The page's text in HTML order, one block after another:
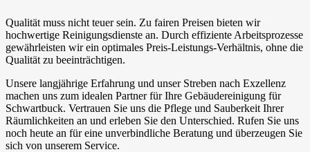
Qualität muss nicht teuer sein. Zu fairen Preisen bieten wir
hochwertige Reinigungsdienste an. Durch effiziente Arbeitsprozesse
gewährleisten wir ein optimales Preis-Leistungs-Verhältnis, ohne die
Qualität zu beeinträchtigen.
Unsere langjährige Erfahrung und unser Streben nach Exzellenz
machen uns zum idealen Partner für Ihre Gebäudereinigung für
Schwartbuck. Vertrauen Sie uns die Pflege und Sauberkeit Ihrer
Räumlichkeiten an und erleben Sie den Unterschied. Rufen Sie uns
noch heute an für eine unverbindliche Beratung und überzeugen Sie
sich von unserem Service.